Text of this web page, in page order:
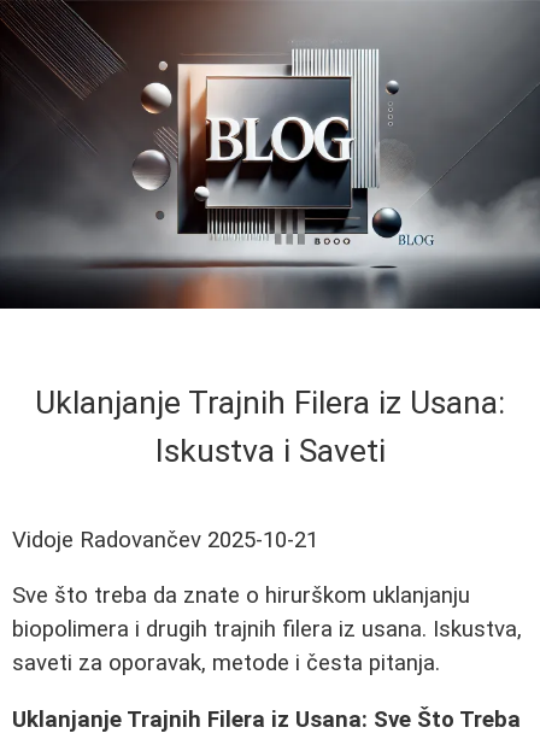
Uklanjanje Trajnih Filera iz Usana:
Iskustva i Saveti
Vidoje Radovančev 2025-10-21
Sve što treba da znate o hirurškom uklanjanju
biopolimera i drugih trajnih filera iz usana. Iskustva,
saveti za oporavak, metode i česta pitanja.
Uklanjanje Trajnih Filera iz Usana: Sve Što Treba